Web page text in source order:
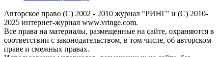
Авторское право (С) 2002 - 2010 журнал "РИНГ" и (С) 2010-
2025 интернет-журнал www.vringe.com.
Все права на материалы, размещенные на сайте, охраняются в
соответствии с законодательством, в том числе, об авторском
праве и смежных правах.